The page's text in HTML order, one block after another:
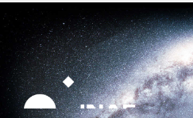
Strumenti
personali
Salta
contenuti.
|
Salta